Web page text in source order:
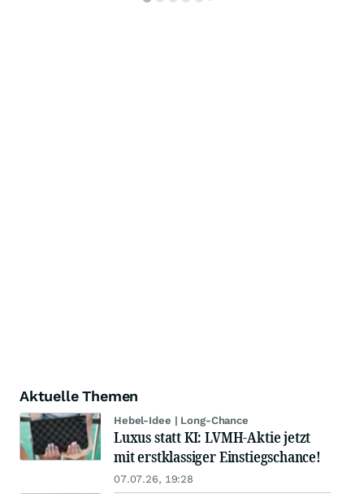
Aktuelle Themen
Hebel-Idee | Long-Chance
Luxus statt KI: LVMH-Aktie jetzt
mit erstklassiger Einstiegschance!
07.07.26, 19:28